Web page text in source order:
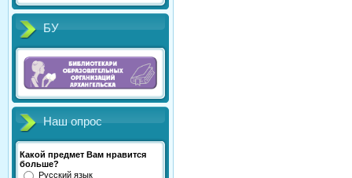
БУ
Наш опрос
Какой предмет Вам нравится
больше?
Русский язык